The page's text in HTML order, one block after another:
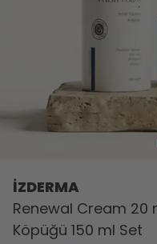
İZDERMA
Renewal Cream 20
Köpüğü 150 ml Set